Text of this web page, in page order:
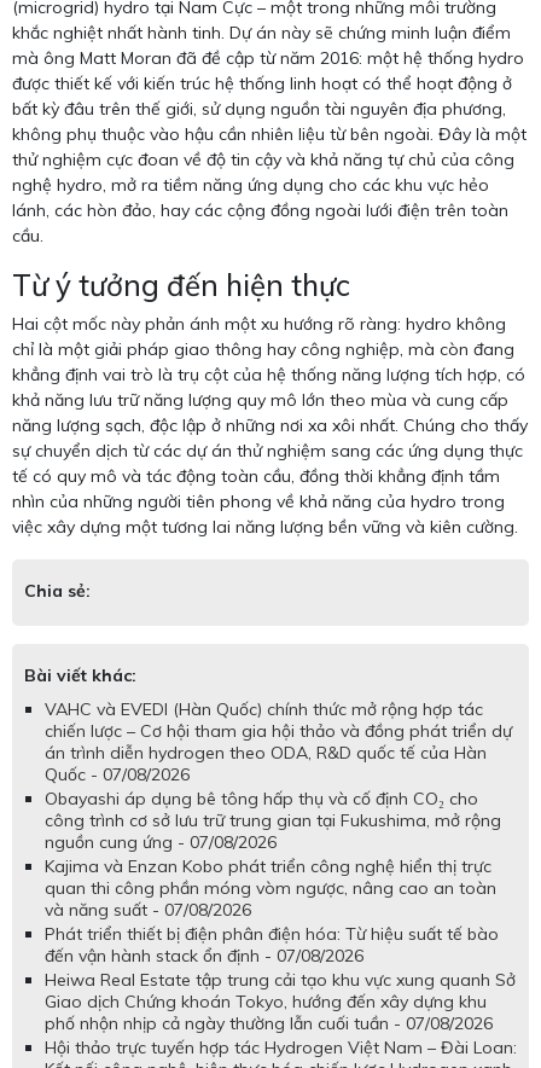
(microgrid) hydro tại Nam Cực – một trong những môi trường
khắc nghiệt nhất hành tinh. Dự án này sẽ chứng minh luận điểm
mà ông Matt Moran đã đề cập từ năm 2016: một hệ thống hydro
được thiết kế với kiến trúc hệ thống linh hoạt có thể hoạt động ở
bất kỳ đâu trên thế giới, sử dụng nguồn tài nguyên địa phương,
không phụ thuộc vào hậu cần nhiên liệu từ bên ngoài. Đây là một
thử nghiệm cực đoan về độ tin cậy và khả năng tự chủ của công
nghệ hydro, mở ra tiềm năng ứng dụng cho các khu vực hẻo
lánh, các hòn đảo, hay các cộng đồng ngoài lưới điện trên toàn
cầu.
Từ ý tưởng đến hiện thực
Hai cột mốc này phản ánh một xu hướng rõ ràng: hydro không
chỉ là một giải pháp giao thông hay công nghiệp, mà còn đang
khẳng định vai trò là trụ cột của hệ thống năng lượng tích hợp, có
khả năng lưu trữ năng lượng quy mô lớn theo mùa và cung cấp
năng lượng sạch, độc lập ở những nơi xa xôi nhất. Chúng cho thấy
sự chuyển dịch từ các dự án thử nghiệm sang các ứng dụng thực
tế có quy mô và tác động toàn cầu, đồng thời khẳng định tầm
nhìn của những người tiên phong về khả năng của hydro trong
việc xây dựng một tương lai năng lượng bền vững và kiên cường.
Chia sẻ:
Bài viết khác:
VAHC và EVEDI (Hàn Quốc) chính thức mở rộng hợp tác
chiến lược – Cơ hội tham gia hội thảo và đồng phát triển dự
án trình diễn hydrogen theo ODA, R&D quốc tế của Hàn
Quốc - 07/08/2026
Obayashi áp dụng bê tông hấp thụ và cố định CO₂ cho
công trình cơ sở lưu trữ trung gian tại Fukushima, mở rộng
nguồn cung ứng - 07/08/2026
Kajima và Enzan Kobo phát triển công nghệ hiển thị trực
quan thi công phần móng vòm ngược, nâng cao an toàn
và năng suất - 07/08/2026
Phát triển thiết bị điện phân điện hóa: Từ hiệu suất tế bào
đến vận hành stack ổn định - 07/08/2026
Heiwa Real Estate tập trung cải tạo khu vực xung quanh Sở
Giao dịch Chứng khoán Tokyo, hướng đến xây dựng khu
phố nhộn nhịp cả ngày thường lẫn cuối tuần - 07/08/2026
Hội thảo trực tuyến hợp tác Hydrogen Việt Nam – Đài Loan: